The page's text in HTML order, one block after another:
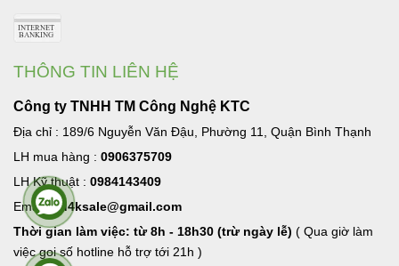
THÔNG TIN LIÊN HỆ
Công ty TNHH TM Công Nghệ KTC
Địa chỉ : 189/6 Nguyễn Văn Đậu, Phường 11, Quận Bình Thạnh
LH mua hàng : 0906375709
LH Kỹ thuật : 0984143409
Email:hd4ksale@gmail.com
Thời gian làm việc: từ 8h - 18h30 (trừ ngày lễ) ( Qua giờ làm
việc goi số hotline hỗ trợ tới 21h )